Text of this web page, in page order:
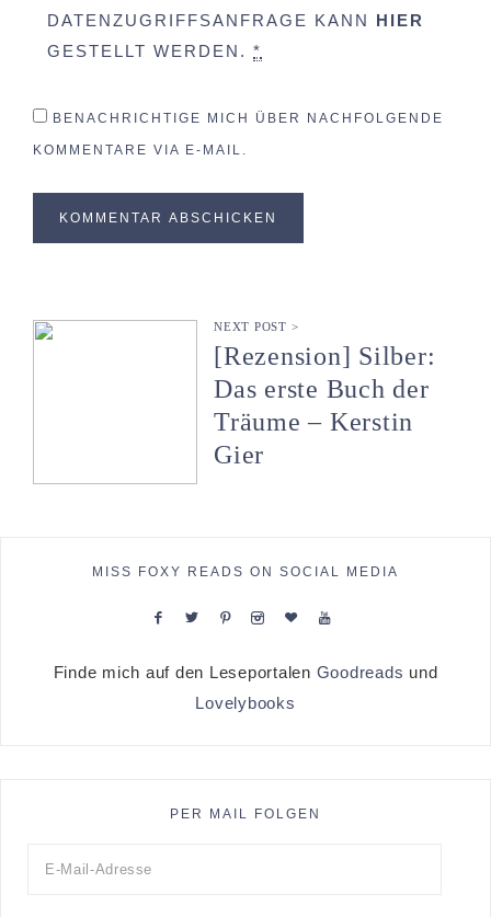
DATENZUGRIFFSANFRAGE KANN HIER
GESTELLT WERDEN. *
BENACHRICHTIGE MICH ÜBER NACHFOLGENDE
KOMMENTARE VIA E-MAIL.
NEXT POST >
[Rezension] Silber:
Das erste Buch der
Träume – Kerstin
Gier
MISS FOXY READS ON SOCIAL MEDIA
Finde mich auf den Leseportalen Goodreads und
Lovelybooks
PER MAIL FOLGEN